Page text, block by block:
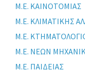
Μ.Ε. ΚΑΙΝΟΤΟΜΙΑΣ
Μ.Ε. ΚΛΙΜΑΤΙΚΗΣ
Μ.Ε.
Μ.Ε. ΝΕΩΝ
Μ.Ε. ΠΑΙΔΕΙΑΣ